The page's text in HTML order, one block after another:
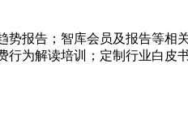
势报告；智库会员及报告等相
为解读培训；定制行业白皮